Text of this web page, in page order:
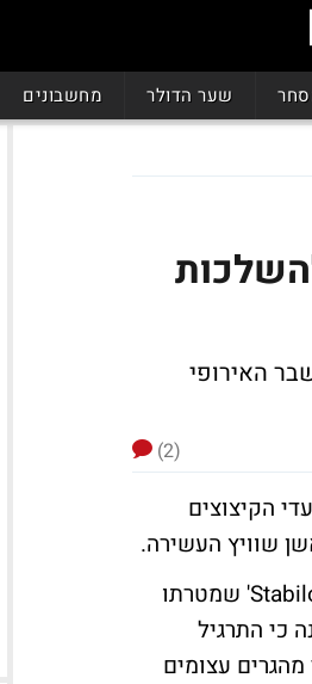
שער הדולר מחשבונים
האירופי
(2)
הקיצוצים
שוויץ העשירה.
ממשלת שוויץ, הורתה לאחרונה לצבא לקיים תרגיל צבאי שקיבל את שם הקוד 'Stabilo Due' שמטרתו
כי התרגיל
עם גלי מהגרים עצומים